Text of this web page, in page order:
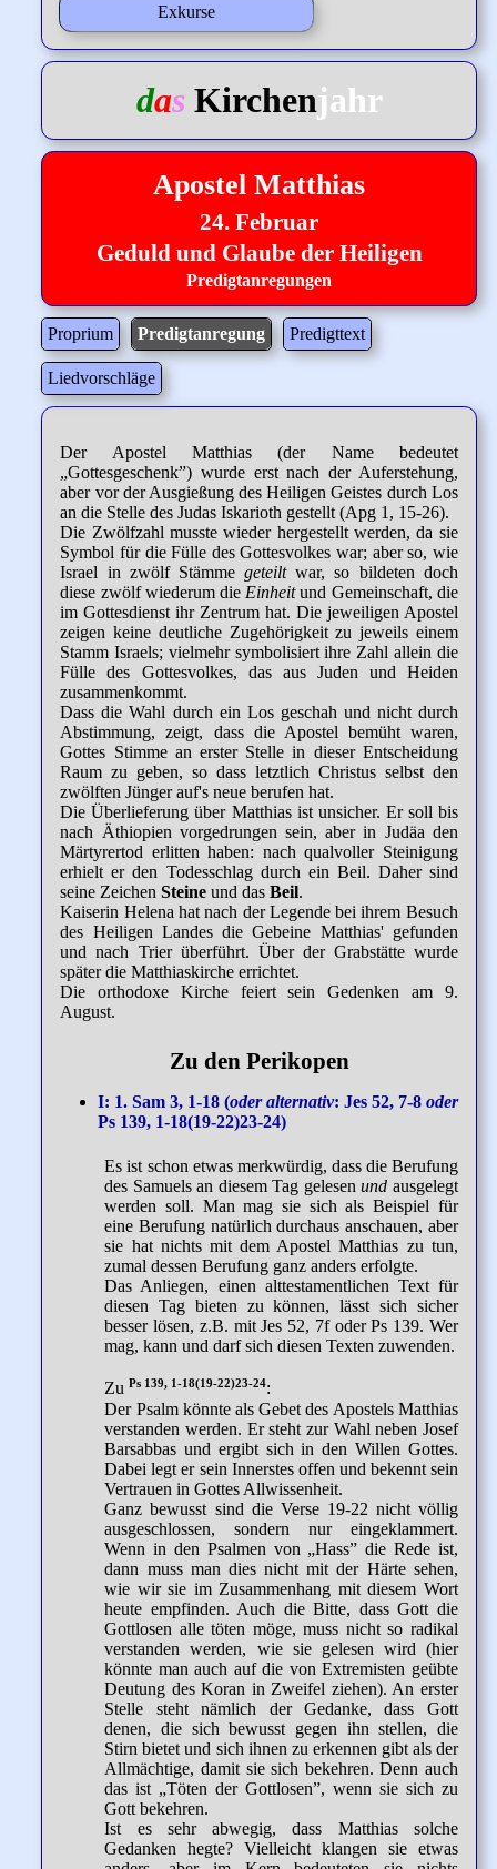
Exkurse
das Kirchenjahr
Apostel Matthias
24. Februar
Geduld und Glaube der Heiligen
Predigtanregungen
Proprium Predigtanregung Predigttext
Liedvorschläge
Der Apostel Matthias (der Name bedeutet
„Gottesgeschenk”) wurde erst nach der Auferstehung,
aber vor der Ausgießung des Heiligen Geistes durch Los
an die Stelle des Judas Iskarioth gestellt (Apg 1, 15-26).
Die Zwölfzahl musste wieder hergestellt werden, da sie
Symbol für die Fülle des Gottesvolkes war; aber so, wie
Israel in zwölf Stämmegeteiltwar, so bildeten doch
diese zwölf wiederum dieEinheitund Gemeinschaft, die
im Gottesdienst ihr Zentrum hat. Die jeweiligen Apostel
zeigen keine deutliche Zugehörigkeit zu jeweils einem
Stamm Israels; vielmehr symbolisiert ihre Zahl allein die
Fülle des Gottesvolkes, das aus Juden und Heiden
zusammenkommt.
Dass die Wahl durch ein Los geschah und nicht durch
Abstimmung, zeigt, dass die Apostel bemüht waren,
Gottes Stimme an erster Stelle in dieser Entscheidung
Raum zu geben, so dass letztlich Christus selbst den
zwölften Jünger auf's neue berufen hat.
Die Überlieferung über Matthias ist unsicher. Er soll bis
nach Äthiopien vorgedrungen sein, aber in Judäa den
Märtyrertod erlitten haben: nach qualvoller Steinigung
erhielt er den Todesschlag durch ein Beil. Daher sind
seine ZeichenSteine und dasBeil.
Kaiserin Helena hat nach der Legende bei ihrem Besuch
des Heiligen Landes die Gebeine Matthias' gefunden
und nach Trier überführt. Über der Grabstätte wurde
später die Matthiaskirche errichtet.
Die orthodoxe Kirche feiert sein Gedenken am 9.
August.
Zu den Perikopen
I: 1. Sam 3, 1-18 (oder alternativ: Jes 52, 7-8 oder
Ps 139, 1-18(19-22)23-24)
Es ist schon etwas merkwürdig, dass die Berufung
des Samuels an diesem Tag gelesenund ausgelegt
werden soll. Man mag sie sich als Beispiel für
eine Berufung natürlich durchaus anschauen, aber
sie hat nichts mit dem Apostel Matthias zu tun,
zumal dessen Berufung ganz anders erfolgte.
Das Anliegen, einen alttestamentlichen Text für
diesen Tag bieten zu können, lässt sich sicher
besser lösen, z.B. mit Jes 52, 7f oder Ps 139. Wer
mag, kann und darf sich diesen Texten zuwenden.
ZuPs 139, 1-18(19-22)23-24:
Der Psalm könnte als Gebet des Apostels Matthias
verstanden werden. Er steht zur Wahl neben Josef
Barsabbas und ergibt sich in den Willen Gottes.
Dabei legt er sein Innerstes offen und bekennt sein
Vertrauen in Gottes Allwissenheit.
Ganz bewusst sind die Verse 19-22 nicht völlig
ausgeschlossen, sondern nur eingeklammert.
Wenn in den Psalmen von „Hass” die Rede ist,
dann muss man dies nicht mit der Härte sehen,
wie wir sie im Zusammenhang mit diesem Wort
heute empfinden. Auch die Bitte, dass Gott die
Gottlosen alle töten möge, muss nicht so radikal
verstanden werden, wie sie gelesen wird (hier
könnte man auch auf die von Extremisten geübte
Deutung des Koran in Zweifel ziehen). An erster
Stelle steht nämlich der Gedanke, dass Gott
denen, die sich bewusst gegen ihn stellen, die
Stirn bietet und sich ihnen zu erkennen gibt als der
Allmächtige, damit sie sich bekehren. Denn auch
das ist „Töten der Gottlosen”, wenn sie sich zu
Gott bekehren.
Ist es sehr abwegig, dass Matthias solche
Gedanken hegte? Vielleicht klangen sie etwas